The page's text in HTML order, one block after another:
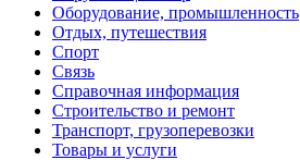
Оборудование, промышленность
Отдых, путешествия
Спорт
Связь
Справочная информация
Строительство и ремонт
Транспорт, грузоперевозки
Товары и услуги